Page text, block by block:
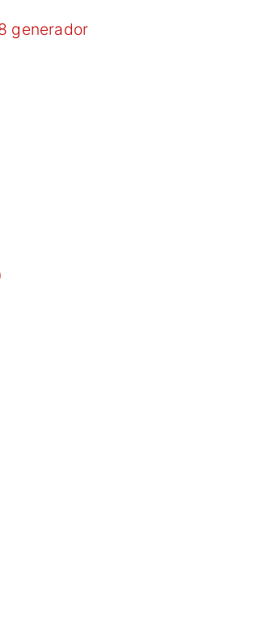
generador